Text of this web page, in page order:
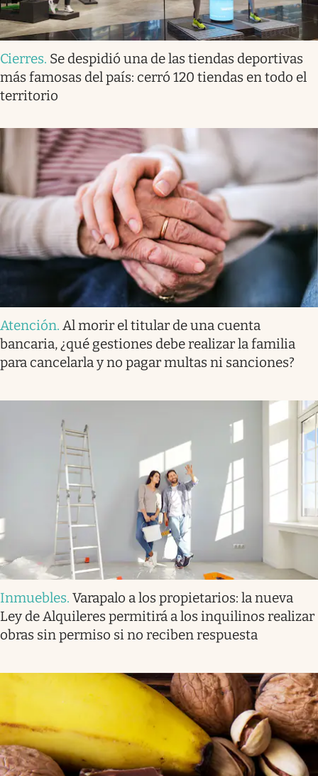
Cierres. Se despidió una de las tiendas deportivas
más famosas del país: cerró 120 tiendas en todo el
territorio
Atención. Al morir el titular de una cuenta
bancaria, ¿qué gestiones debe realizar la familia
para cancelarla y no pagar multas ni sanciones?
Inmuebles. Varapalo a los propietarios: la nueva
Ley de Alquileres permitirá a los inquilinos realizar
obras sin permiso si no reciben respuesta